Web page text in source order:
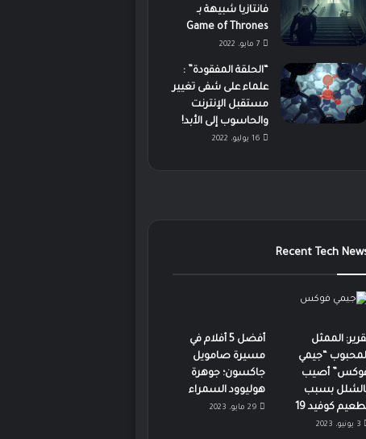
فانتازيا شبيهة بـ
Game of Thrones
7 مايو، 2022
“الحلقة المفقودة” :
علماء على شفى تغيير
مستقبل الإنترنت
والحاسوب إلى الأبد!
16 يوليو، 2022
Recent Tech
الممثل
“جيمي
أصيب
بسبب
كوفيد 19
3 يونيو، 2023
أفضل 5 أفلام في
مسيرة صامويل
جاكسون؛ جوهرة
هوليوود السمراء
29 مايو، 2023